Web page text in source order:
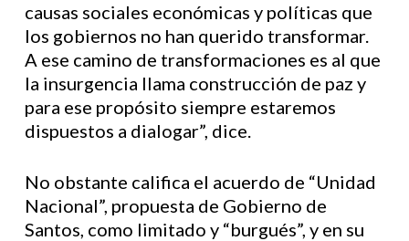
causas sociales económicas y políticas que
los gobiernos no han querido transformar.
A ese camino de transformaciones es al que
la insurgencia llama construcción de paz y
para ese propósito siempre estaremos
dispuestos a dialogar”, dice.
No obstante califica el acuerdo de “Unidad
Nacional”, propuesta de Gobierno de
Santos, como limitado y “burgués”, y en su